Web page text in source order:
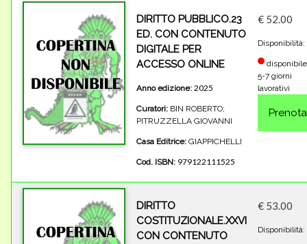
DIRITTO PUBBLICO.23
ED. CON CONTENUTO
DIGITALE PER
ACCESSO ONLINE
Anno edizione: 2025
Curatori: BIN ROBERTO;
PITRUZZELLA GIOVANNI
Casa Editrice: GIAPPICHELLI
Cod. ISBN: 979122111525
€ 52.00
Disponibilità:
5-7 giorni
lavorativi
DIRITTO
COSTITUZIONALE.XXVI
CON CONTENUTO
€ 53.00
Disponibilità: